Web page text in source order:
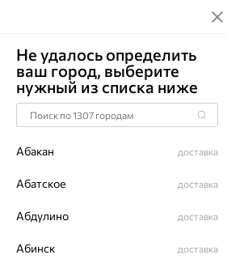
Главная Каталог Браслеты декоративные
Браслет, золото,
Артикул:БР57-09
Не удалось определить
ваш город, выберите
нужный из списка ниже
Абакан доставка
Абатское доставка
Абдулино доставка
Абинск доставка